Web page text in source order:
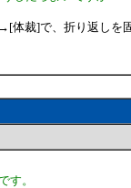
体裁]で、折り返しを
す。